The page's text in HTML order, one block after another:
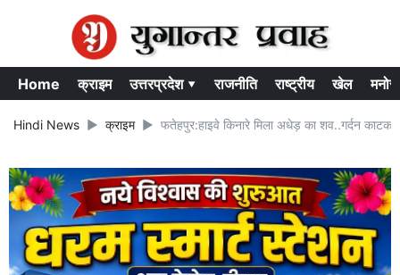
Home क्राइम उत्तरप्रदेश ▾ राजनीति राष्ट्रीय खेल
Hindi News क्राइम फतेहपुर:हाइवे किनारे मिला अधेड़ का शव..गर्दन